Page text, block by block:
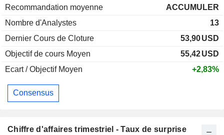
Recommandation moyenne
ACCUMULER
Nombre d'Analystes
13
Dernier Cours de Cloture
53,90USD
Objectif de cours Moyen
55,42USD
Ecart / Objectif Moyen
+2,83%
Consensus
Chiffre d'affaires trimestriel - Taux de surprise